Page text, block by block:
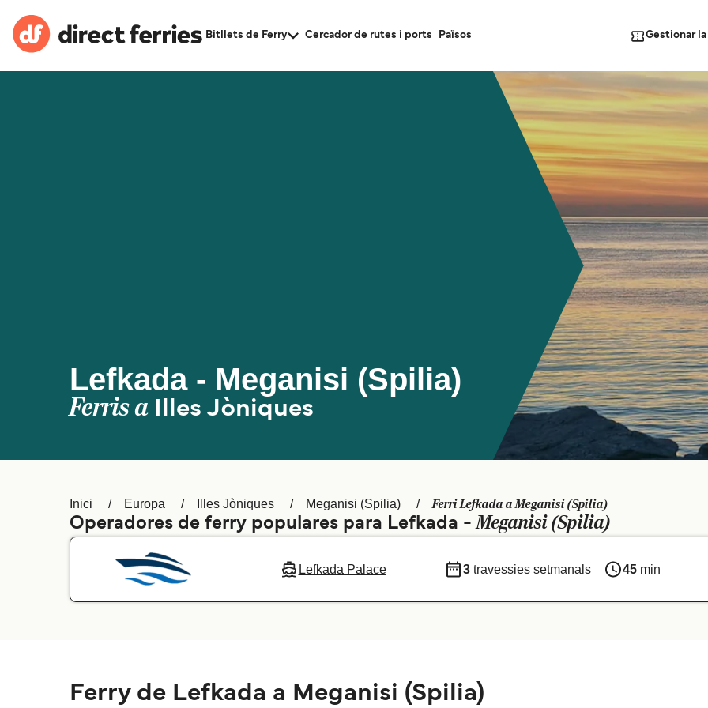
Bitllets de Ferry Cercador de rutes i ports Països Gestionar
Lefkada - Meganisi (Spilia)
Ferris a Illes Jòniques
Inici Europa Illes Jòniques Meganisi (Spilia) Ferri Lefkada a Meganisi (Spilia)
Operadores de ferry populares para Lefkada -Meganisi (Spilia)
Lefkada Palace 3 travessies setmanals 45 min
Ferry de Lefkada a Meganisi (Spilia)